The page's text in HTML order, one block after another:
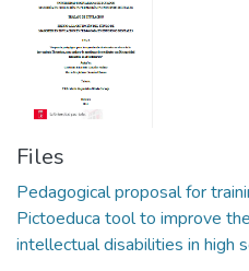
Files
Pedagogical proposal for
Pictoeduca tool to improve
intellectual disabilities in high